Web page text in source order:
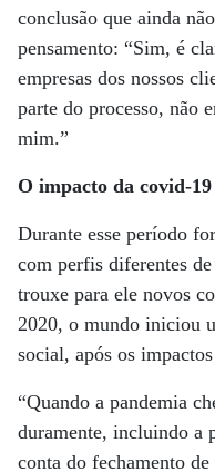
conclusão que ainda
pensamento: “Sim, é
empresas dos nossos
parte do processo, não
mim.”
O impacto da covid-19
Durante esse período
com perfis diferentes
trouxe para ele novos
2020, o mundo iniciou
social, após os
“Quando a pandemia
duramente, incluindo a
conta do fechamento